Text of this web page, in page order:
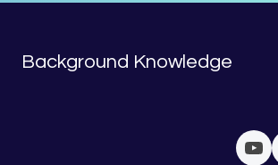
Background Knowledge